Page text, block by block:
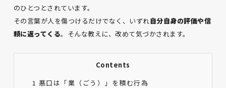
のひとつとされています。
その言葉が人を傷つけるだけでなく、いずれ自分自身の評価や信
頼に返ってくる。そんな教えに、改めて気づかされます。
Contents
1 悪口は「業（ごう）」を積む行為